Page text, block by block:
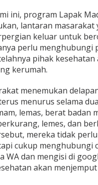
ini, program Lapak
lantaran masarakat
keluar untuk
perlu menghubungi
pihak kesehatan
kerumah.
menemukan
menurus selama
lemas, berat badan
lemes, dan
mereka tidak
cukup menghubungi
WA dan mengisi di
akan